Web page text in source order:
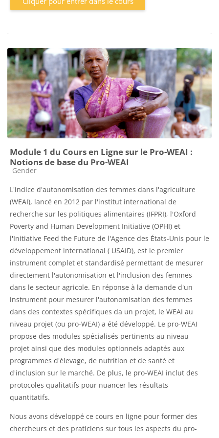
Module 1 du Cours en Ligne sur le Pro-WEAI :
Notions de base du Pro-WEAI
Catégorie de cours
Gender
L'indice d'autonomisation des femmes dans l'agriculture
(WEAI), lancé en 2012 par l'institut international de
recherche sur les politiques alimentaires (IFPRI), l'Oxford
Poverty and Human Development Initiative (OPHI) et
l'Initiative Feed the Future de l'Agence des États-Unis pour le
développement international ( USAID), est le premier
instrument complet et standardisé permettant de mesurer
directement l'autonomisation et l'inclusion des femmes
dans le secteur agricole. En réponse à la demande d'un
instrument pour mesurer l'autonomisation des femmes
dans des contextes spécifiques da un projet, le WEAI au
niveau projet (ou pro-WEAI) a été développé. Le pro-WEAI
propose des modules spécialisés pertinents au niveau
projet ainsi que des modules optionnels adaptés aux
programmes d'élevage, de nutrition et de santé et
d'inclusion sur le marché. De plus, le pro-WEAI inclut des
protocoles qualitatifs pour nuancer les résultats
quantitatifs.
Nous avons développé ce cours en ligne pour former des
chercheurs et des praticiens sur tous les aspects du pro-